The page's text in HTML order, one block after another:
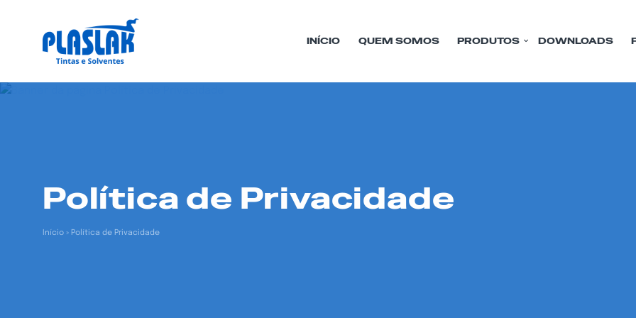
INÍCIO QUEM SOMOS PRODUTOS DOWNLOADS
Política de Privacidade
Início » Política de Privacidade